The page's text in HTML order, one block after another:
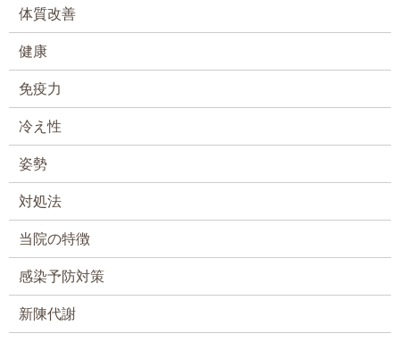
体質改善
健康
免疫力
冷え性
姿勢
対処法
当院の特徴
感染予防対策
新陳代謝